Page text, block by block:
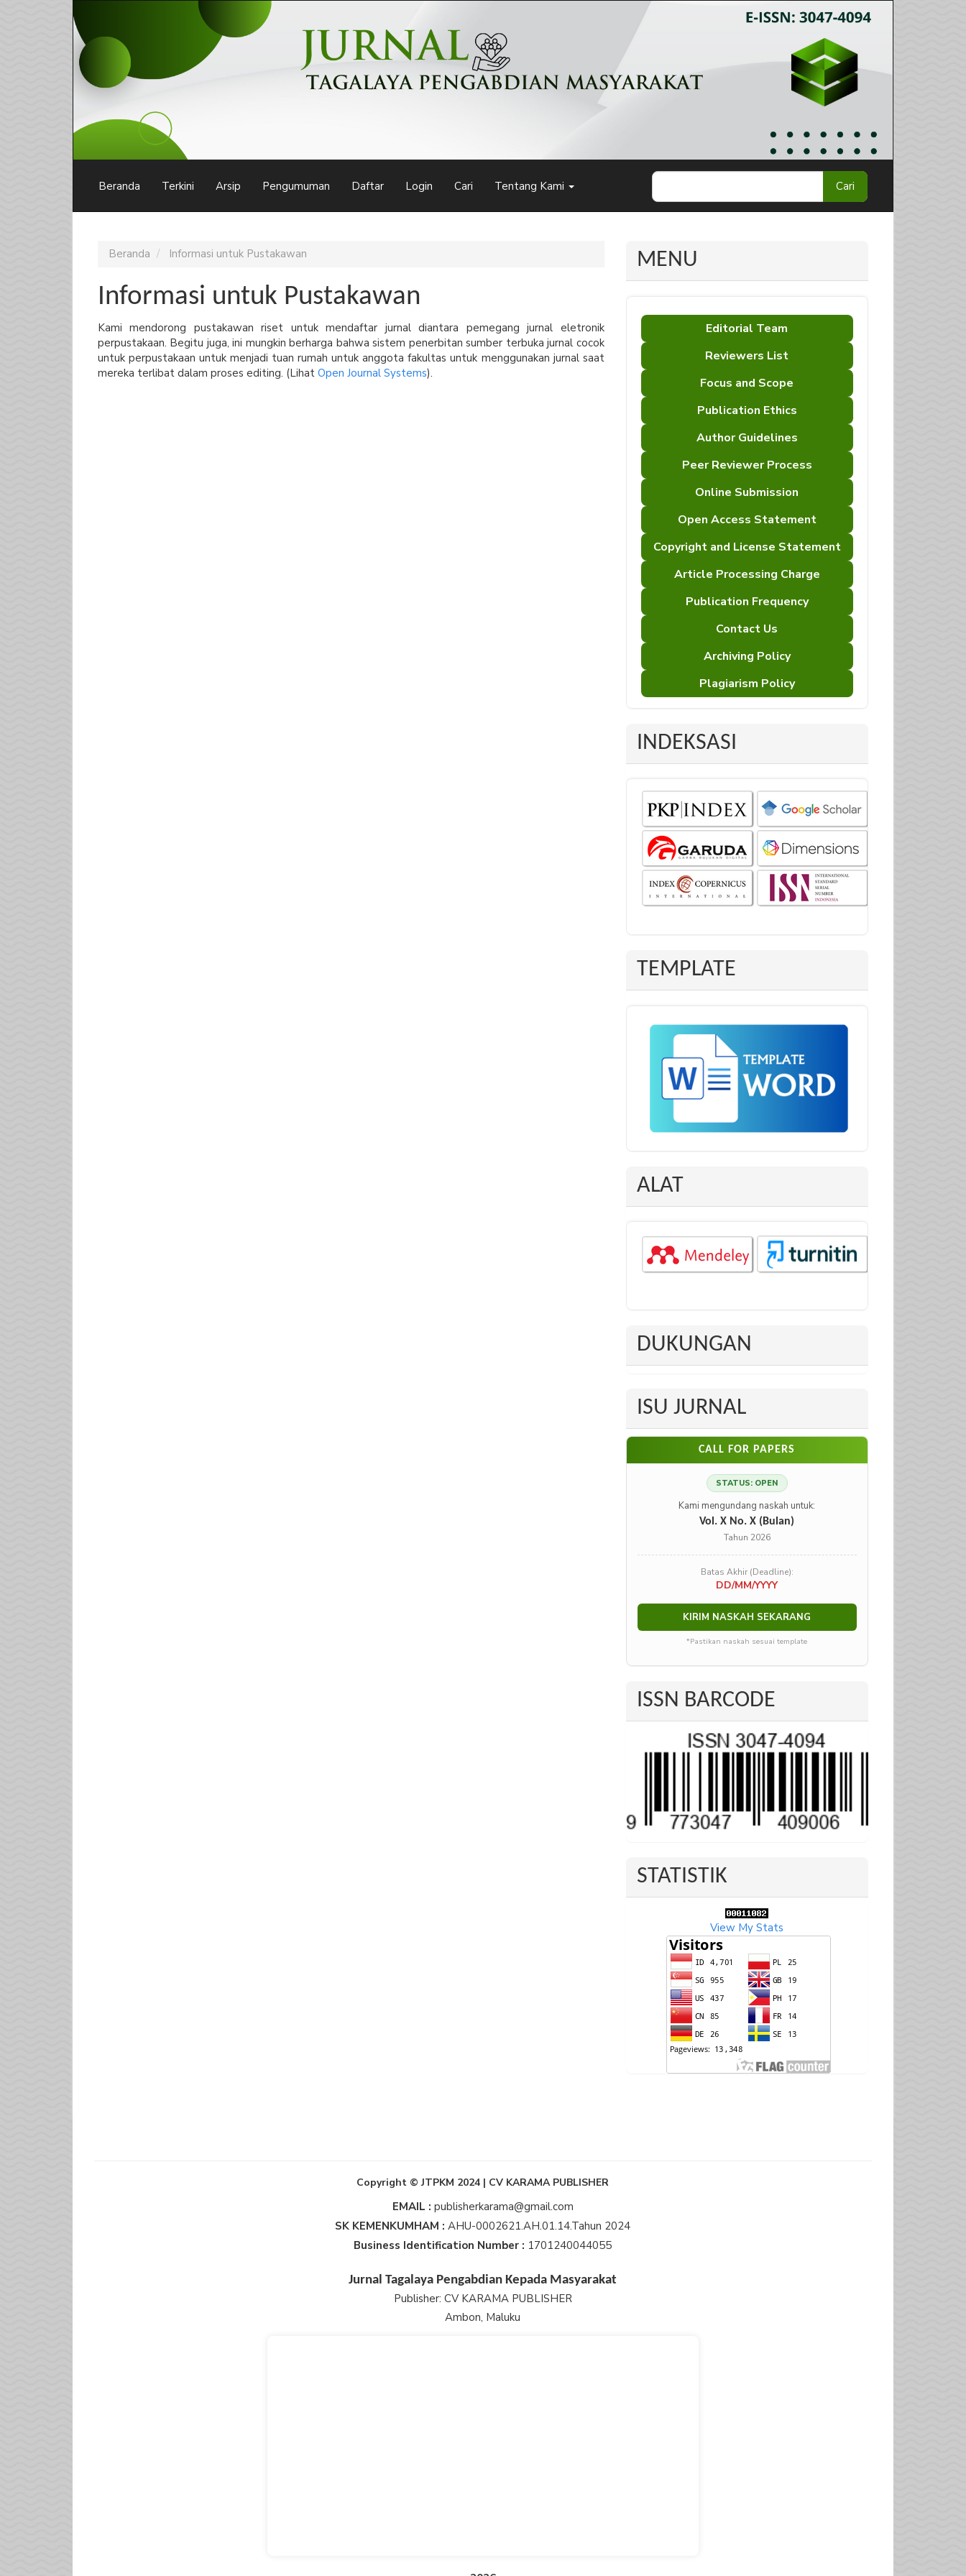
Beranda Terkini Arsip Pengumuman Daftar Login Cari Tentang Kami Cari
Beranda Informasi untuk Pustakawan
Informasi untuk Pustakawan
Kami mendorong pustakawan riset untuk mendaftar jurnal diantara pemegang jurnal eletronik
perpustakaan. Begitu juga, ini mungkin berharga bahwa sistem penerbitan sumber terbuka jurnal cocok
untuk perpustakaan untuk menjadi tuan rumah untuk anggota fakultas untuk menggunakan jurnal saat
mereka terlibat dalam proses editing. (Lihat Open Journal Systems).
MENU
Editorial Team
Reviewers List
Focus and Scope
Publication Ethics
Author Guidelines
Peer Reviewer Process
Online Submission
Open Access Statement
Copyright and License Statement
Article Processing Charge
Publication Frequency
Contact Us
Archiving Policy
Plagiarism Policy
INDEKSASI
TEMPLATE
ALAT
DUKUNGAN
ISU JURNAL
CALL FOR PAPERS
STATUS: OPEN
Kami mengundang naskah untuk:
Vol. X No. X (Bulan)
Tahun 2026
Batas Akhir (Deadline):
DD/MM/YYYY
KIRIM NASKAH SEKARANG
*Pastikan naskah sesuai template
ISSN BARCODE
STATISTIK
View My Stats
Copyright © JTPKM 2024 | CV KARAMA PUBLISHER
EMAIL : publisherkarama@gmail.com
SK KEMENKUMHAM : AHU-0002621.AH.01.14.Tahun 2024
Business Identification Number : 1701240044055
Jurnal Tagalaya Pengabdian Kepada Masyarakat
Publisher: CV KARAMA PUBLISHER
Ambon, Maluku